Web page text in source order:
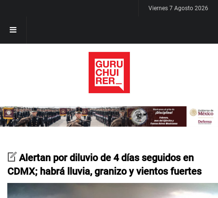
Viernes 7 Agosto 2026
Alertan por diluvio de 4 días seguidos en
CDMX; habrá lluvia, granizo y vientos fuertes